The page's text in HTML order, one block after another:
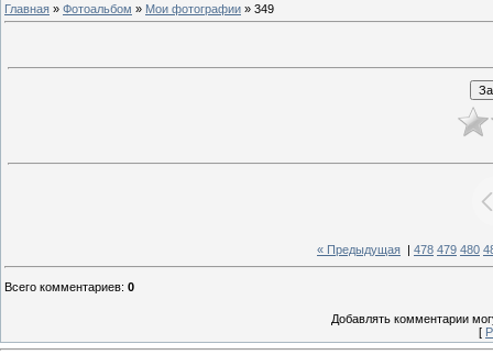
Главная » Фотоальбом » Мои фотографии » 349
« Предыдущая 478 479 480
Всего комментариев: 0
Добавлять комментарии
[